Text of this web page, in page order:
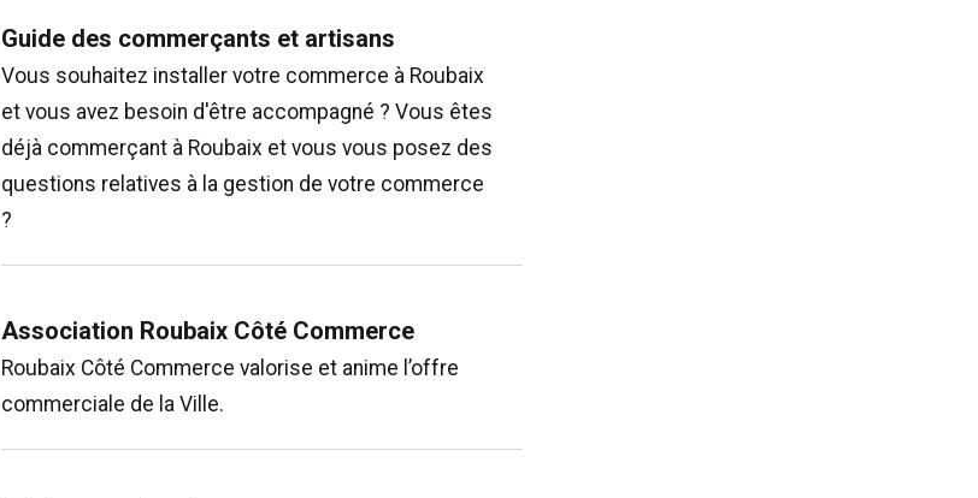
Guide des commerçants et artisans
Vous souhaitez installer votre commerce à Roubaix
et vous avez besoin d'être accompagné ? Vous êtes
déjà commerçant à Roubaix et vous vous posez des
questions relatives à la gestion de votre commerce
?
Association Roubaix Côté Commerce
Roubaix Côté Commerce valorise et anime l’offre
commerciale de la Ville.